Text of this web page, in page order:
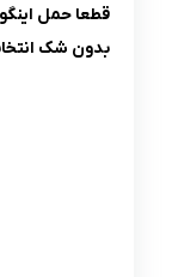
قطعا حمل
بدون شک